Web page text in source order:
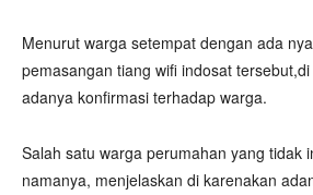
Menurut warga setempat dengan ada
pemasangan tiang wifi indosat
adanya konfirmasi terhadap warga.
Salah satu warga perumahan yang tidak
namanya, menjelaskan di karenakan